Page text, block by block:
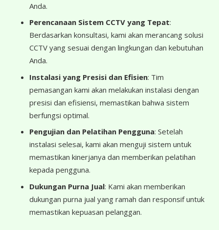
Anda.
Perencanaan Sistem CCTV yang Tepat:
Berdasarkan konsultasi, kami akan merancang solusi
CCTV yang sesuai dengan lingkungan dan kebutuhan
Anda.
Instalasi yang Presisi dan Efisien: Tim
pemasangan kami akan melakukan instalasi dengan
presisi dan efisiensi, memastikan bahwa sistem
berfungsi optimal.
Pengujian dan Pelatihan Pengguna: Setelah
instalasi selesai, kami akan menguji sistem untuk
memastikan kinerjanya dan memberikan pelatihan
kepada pengguna.
Dukungan Purna Jual: Kami akan memberikan
dukungan purna jual yang ramah dan responsif untuk
memastikan kepuasan pelanggan.